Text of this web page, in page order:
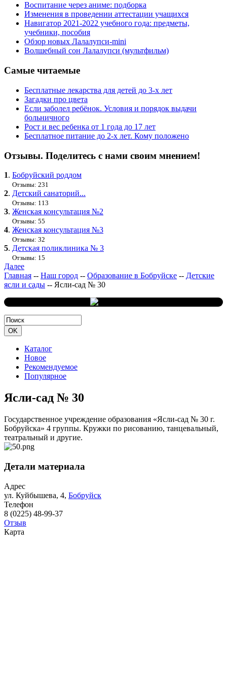
Воспитание через аниме: подборка
Изменения в проведении аттестации учащихся
Навигатор 2021-2022 учебного года: предметы,
учебники, пособия
Обзор новых Лалалупси-mini
Волшебный сон Лалалупси (мультфильм)
Самые читаемые
Бесплатные лекарства для детей до 3-х лет
Загадки про цвета
Если заболел ребёнок. Условия и порядок выдачи
больничного
Рост и вес ребенка от 1 года до 17 лет
Бесплатное питание до 2-х лет. Кому положено
Отзывы. Поделитесь с нами своим мнением!
1. Бобруйский роддом
Отзывы: 231
2. Детский санаторий...
Отзывы: 113
3. Женская консультация №2
Отзывы: 55
4. Женская консультация №3
Отзывы: 32
5. Детская поликлиника № 3
Отзывы: 15
Далее
Главная -- Наш город -- Образование в Бобруйске -- Детские
ясли и сады -- Ясли-сад № 30
Каталог
Новое
Рекомендуемое
Популярное
Ясли-сад № 30
Государственное учреждение образования «Ясли-сад № 30 г.
Бобруйска» 4 группы. Кружки по рисованию, танцевальный,
театральный и другие.
Детали материала
Адрес
ул. Куйбышева, 4, Бобруйск
Телефон
8 (0225) 48-99-37
Отзыв
Карта